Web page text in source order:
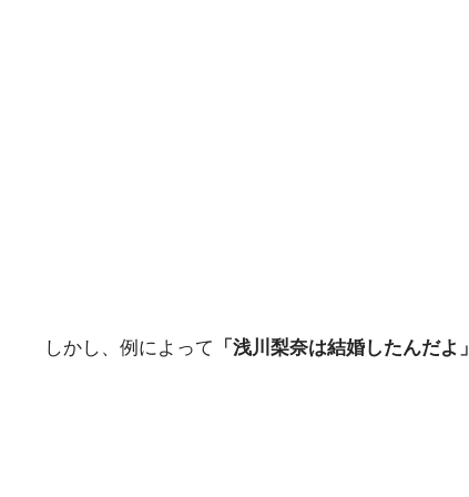
しかし、例によって 「浅川梨奈は結婚したんだよ」